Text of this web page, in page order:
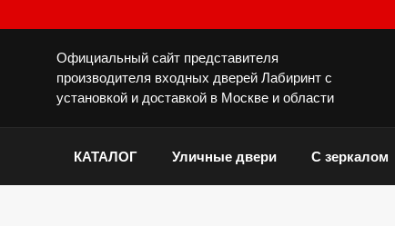
Официальный сайт представителя
производителя входных дверей Лабиринт с
установкой и доставкой в Москве и области
КАТАЛОГ Уличные двери С зеркалом